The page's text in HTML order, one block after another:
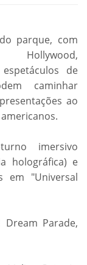
parque, com
de
caminhar
ao
imersivo
holográfica) e
em "Universal
Dream Parade,